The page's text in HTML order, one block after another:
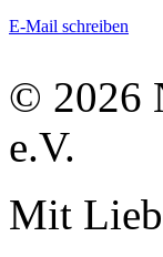
E-Mail schreiben
© 2026
e.V.
Mit